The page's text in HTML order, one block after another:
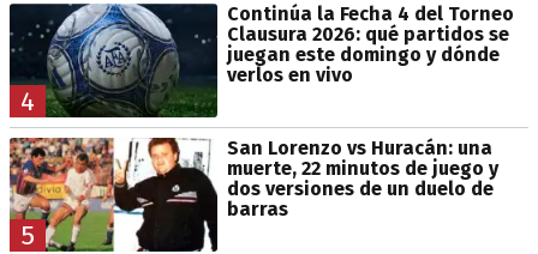
4
Continúa la Fecha 4 del Torneo
Clausura 2026: qué partidos se
juegan este domingo y dónde
verlos en vivo
5
San Lorenzo vs Huracán: una
muerte, 22 minutos de juego y
dos versiones de un duelo de
barras